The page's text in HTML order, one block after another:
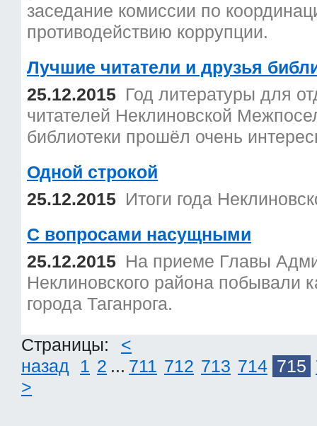
заседание комиссии по
противодействию коррупции.
Лучшие читатели и друзья
25.12.2015 Год литературы для
читателей Неклиновской
библиотеки прошёл очень
Одной строкой
25.12.2015 Итоги года
С вопросами насущными
25.12.2015 На приеме Главы
Неклиновского района побывали
города Таганрога.
Страницы:
<
назад
1 2 ... 711 712 713 714 715
>